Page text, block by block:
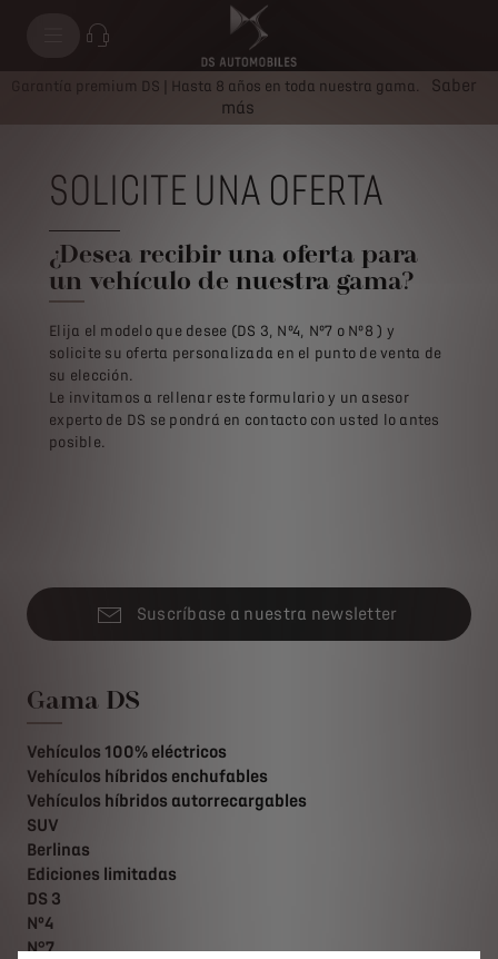
Garantía premium DS | Hasta 8 años en toda nuestra gama.
Saber
más
SOLICITE UNA OFERTA
¿Desea recibir una oferta para
un vehículo de nuestra gama?
Elija el modelo que desee (DS 3, Nº4, Nº7 o Nº8 ) y
solicite su oferta personalizada en el punto de venta de
su elección.
Le invitamos a rellenar este formulario y un asesor
experto de DS se pondrá en contacto con usted lo antes
posible.
Suscríbase a nuestra newsletter
Gama DS
Vehículos 100% eléctricos
Vehículos híbridos enchufables
Vehículos híbridos autorrecargables
SUV
Berlinas
Ediciones limitadas
DS 3
Nº4
N°7